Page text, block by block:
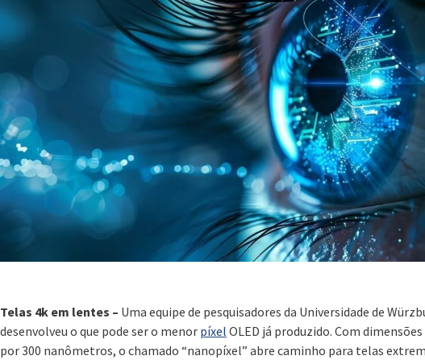
Telas 4k em lentes – Uma equipe de pesquisadores da Universidade de
desenvolveu o que pode ser o menor píxel OLED já produzido. Com
por 300 nanômetros, o chamado “nanopíxel” abre caminho para telas